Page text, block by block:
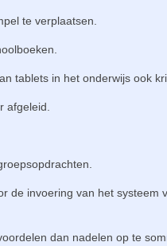
te verplaatsen.
tablets in het onderwijs ook
afgeleid.
de invoering van het systeem
dan nadelen op te